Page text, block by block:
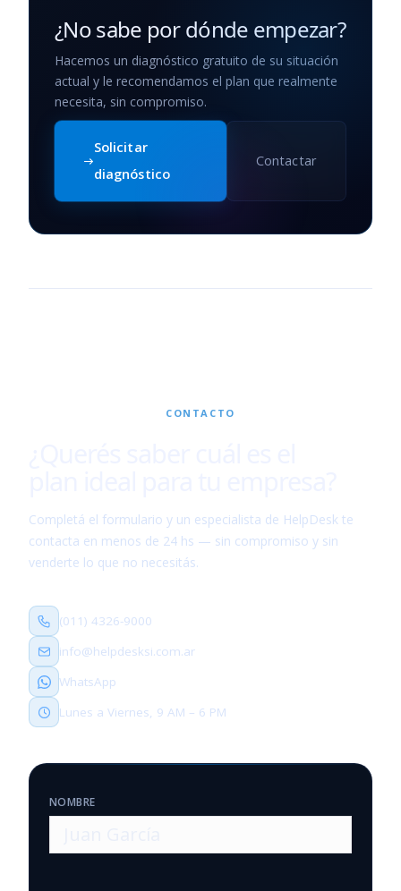
¿No sabe por dónde empezar?
Hacemos un diagnóstico gratuito de su situación
actual y le recomendamos el plan que realmente
necesita, sin compromiso.
Solicitar
diagnóstico
Contactar
CONTACTO
Completá el formulario y un especialista de HelpDesk te
contacta en menos de 24 hs — sin compromiso y sin
venderte lo que no necesitás.
(011) 4326-9000
info@helpdesksi.com.ar
WhatsApp
Lunes a Viernes, 9 AM – 6 PM
NOMBRE